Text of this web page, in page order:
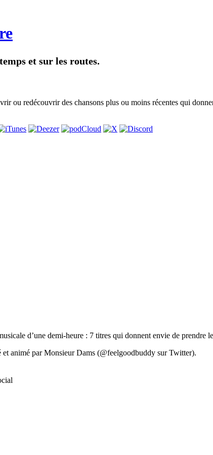
et sur les routes.
ou redécouvrir des chansons plus ou moins récentes qui
d’une demi-heure : 7 titres qui donnent envie de prendre
et animé par Monsieur Dams (@feelgoodbuddy sur Twitter).